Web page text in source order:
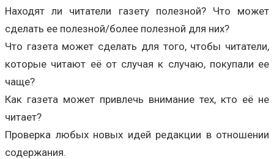
Находят ли читатели газету полезной? Что может
сделать ее полезной/более полезной для них?
Что газета может сделать для того, чтобы читатели,
которые читают её от случая к случаю, покупали ее
чаще?
Как газета может привлечь внимание тех, кто её не
читает?
Проверка любых новых идей редакции в отношении
содержания.